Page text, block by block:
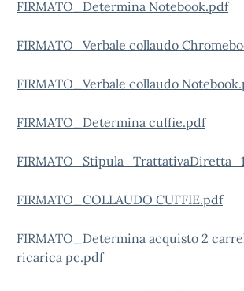
FIRMATO_Determina Notebook.pdf
FIRMATO_Verbale collaudo
FIRMATO_Verbale collaudo
FIRMATO_Determina cuffie.pdf
FIRMATO_COLLAUDO CUFFIE.pdf
FIRMATO_Determina acquisto 2
ricarica pc.pdf